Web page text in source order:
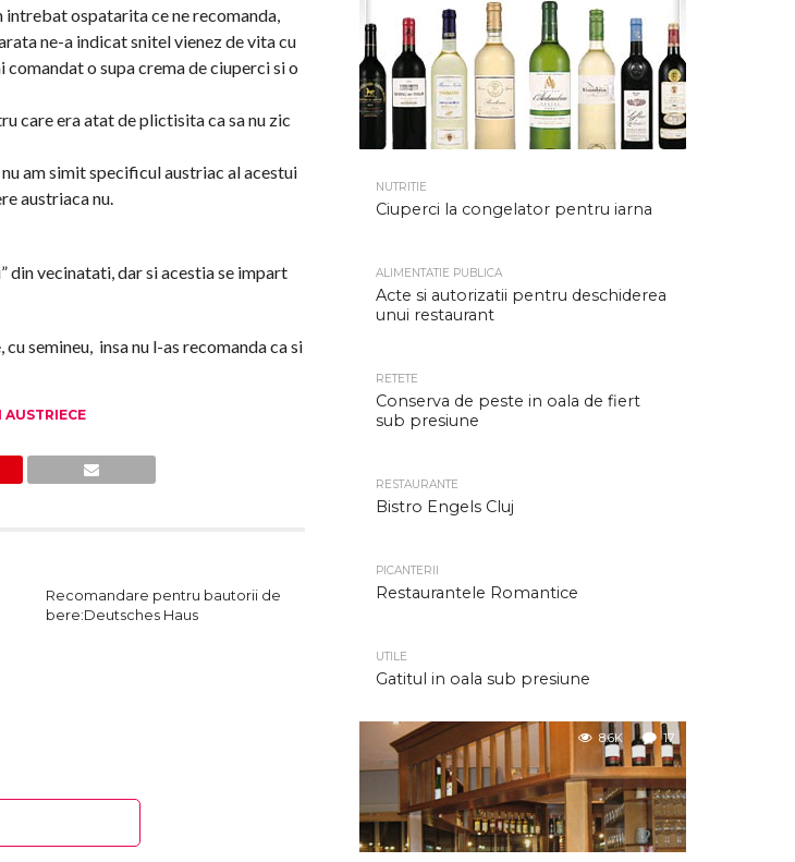
intrebat ospatarita ce ne recomanda,
ne-a indicat snitel vienez de vita cu
o supa crema de ciuperci si o
care era atat de plictisita ca sa nu zic
am simit specificul austriac al acestui
austriaca nu.
vecinatati, dar si acestia se impart
semineu, insa nu l-as recomanda ca si
Recomandare pentru bautorii de
bere:Deutsches Haus
NUTRITIE
Ciuperci la congelator pentru iarna
ALIMENTATIE PUBLICA
Acte si autorizatii pentru deschiderea
unui restaurant
RETETE
Conserva de peste in oala de fiert
sub presiune
RESTAURANTE
Bistro Engels Cluj
PICANTERII
Restaurantele Romantice
UTILE
Gatitul in oala sub presiune
8.6K 17